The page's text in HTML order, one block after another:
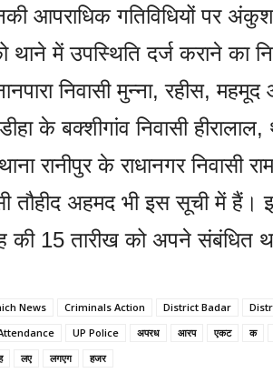
आपराधिक गतिविधियों पर
थाने में उपस्थिति दर्ज कराने का
निवासी मुन्ना, रहीस,
के बक्शीगांव निवासी हीरालाल,
रानीपुर के राधानगर निवासी
तौहीद अहमद भी इस सूची में
की 15 तारीख को अपने संबंधित
News Criminals Action District Badar
UP Police अपरध आरप एकट क
लए लगएग हजर